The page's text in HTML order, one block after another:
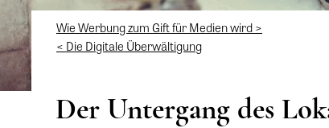
Wie Werbung zum Gift für Medien wird >
< Die Digitale Überwältigung
Der Untergang des